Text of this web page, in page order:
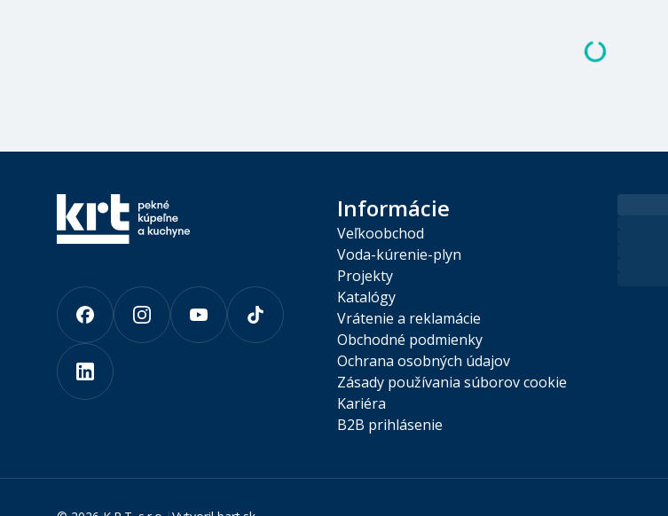
Informácie
Veľkoobchod
Voda-kúrenie-plyn
Projekty
Katalógy
Vrátenie a reklamácie
Obchodné podmienky
Ochrana osobných údajov
Zásady používania súborov cookie
Kariéra
B2B prihlásenie